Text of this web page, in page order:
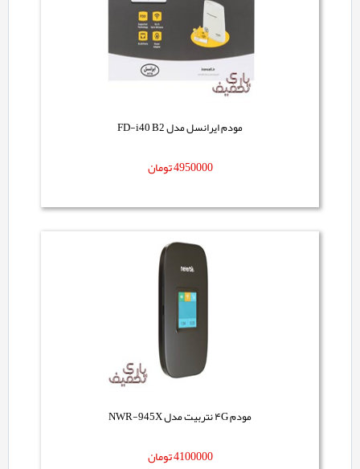
مودم ایرانسل مدل FD-i40 B2
4950000تومان
مودم ۴G نتربیت مدل NWR-945X
4100000تومان